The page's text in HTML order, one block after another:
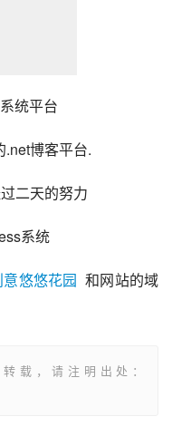
统平台
.net博客平台.
二天的努力
系统
意悠悠花园 和网站的域
载，请注明出处：